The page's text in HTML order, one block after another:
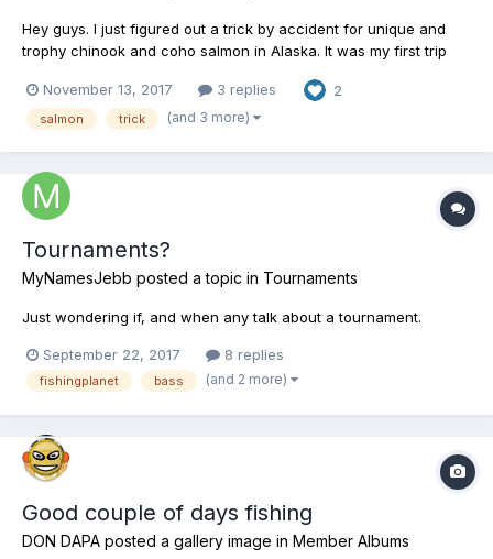
Hey guys. I just figured out a trick by accident for unique and
trophy chinook and coho salmon in Alaska. It was my first trip
lot of different retrieves and baits to figure out worked best and
stumbled across an amazing trick. I confirm...
November 13, 2017 3 replies 2
salmon trick (and 3 more)
Tournaments?
MyNamesJebb posted a topic in Tournaments
Just wondering if, and when any talk about a tournament.
September 22, 2017 8 replies
fishingplanet bass (and 2 more)
Good couple of days fishing
DON DAPA posted a gallery image in Member Albums